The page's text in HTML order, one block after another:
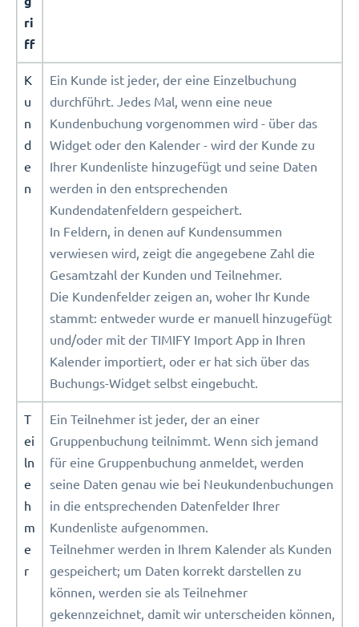
ri
ff
K
u
n
d
e
n
Ein Kunde ist jeder, der eine Einzelbuchung
durchführt. Jedes Mal, wenn eine neue
Kundenbuchung vorgenommen wird - über das
Widget oder den Kalender - wird der Kunde zu
Ihrer Kundenliste hinzugefügt und seine Daten
werden in den entsprechenden
Kundendatenfeldern gespeichert.
In Feldern, in denen auf Kundensummen
verwiesen wird, zeigt die angegebene Zahl die
Gesamtzahl der Kunden und Teilnehmer.
Die Kundenfelder zeigen an, woher Ihr Kunde
stammt: entweder wurde er manuell hinzugefügt
und/oder mit der TIMIFY Import App in Ihren
Kalender importiert, oder er hat sich über das
Buchungs-Widget selbst eingebucht.
T
ei
ln
e
h
m
e
r
Ein Teilnehmer ist jeder, der an einer
Gruppenbuchung teilnimmt. Wenn sich jemand
für eine Gruppenbuchung anmeldet, werden
seine Daten genau wie bei Neukundenbuchungen
in die entsprechenden Datenfelder Ihrer
Kundenliste aufgenommen.
Teilnehmer werden in Ihrem Kalender als Kunden
gespeichert; um Daten korrekt darstellen zu
können, werden sie als Teilnehmer
gekennzeichnet, damit wir unterscheiden können,